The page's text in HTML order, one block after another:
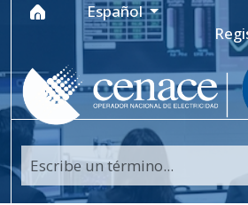
Ir al menú de navegación principal
Ir al contenido principal
Ir al pie de página del sitio
Idioma
Español